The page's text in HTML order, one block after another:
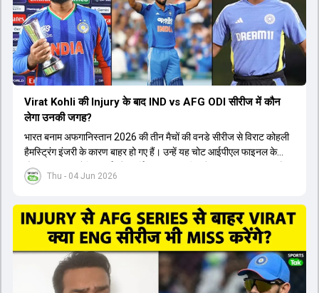
Thu - 04 Jun 2026
Virat Kohli की Injury के बाद IND vs AFG ODI सीरीज में कौन
लेगा उनकी जगह?
भारत बनाम अफगानिस्तान 2026 की तीन मैचों की वनडे सीरीज से विराट कोहली
हैमस्ट्रिंग इंजरी के कारण बाहर हो गए हैं। उन्हें यह चोट आईपीएल फाइनल के
दौरान लगी थी। रोहित शर्मा और हार्दिक पांड्या की फिटनेस पर भी अभी सवाल हैं,
इसलिए नंबर तीन पर कोहली की जगह एक मजबूत विकल्प खोजना जरूरी है। इस
रुतुराज गायकवाड़ 58.8 की लिस्ट ए औसत के साथ एक मजबूत विकल्प हैं। संजू
सैमसन भी बड़े दावेदार हैं, जिनका वनडे क्रिकेट में 56 से ज्यादा का औसत है।
यशस्वी जायसवाल को भी मौका मिल सकता है, हालांकि उनके बैटिंग ऑर्डर पर
विचार करना होगा। इसके अलावा 82 से ज्यादा की लिस्ट ए औसत वाले देवदत्त
पडिक्कल भी एक शानदार विकल्प हो सकते हैं। टीम मैनेजमेंट स्क्वाड में पहले से
मौजूद ईशान किशन को भी नंबर तीन पर खिलाने का फैसला कर सकती है।